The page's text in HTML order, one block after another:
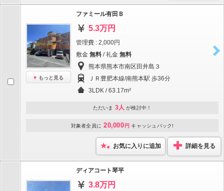
もっと見る
ファミール有田Ｂ
5.3万円
管理費 : 2,000円
敷金 無料 / 礼金 無料
熊本県熊本市南区田井島３
ＪＲ豊肥本線/南熊本駅 歩36分
3LDK / 63.17m²
ただいま 3人 が検討中！
対象者全員に 20,000 円 キャッシュバック!
お気に入りに追加 詳細を見る
ディアコート琴平
3.8万円